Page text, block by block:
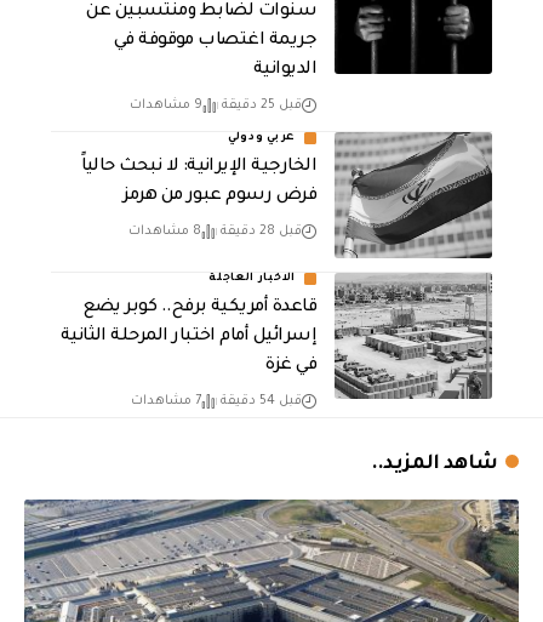
سنوات لضابط ومنتسبين عن
جريمة اغتصاب موقوفة في
الديوانية
قبل 25 دقيقة 9 مشاهدات
عربي ودولي
الخارجية الإيرانية: لا نبحث حالياً
فرض رسوم عبور من هرمز
قبل 28 دقيقة 8 مشاهدات
الاخبار العاجلة
قاعدة أمريكية برفح.. كوبر يضع
إسرائيل أمام اختبار المرحلة الثانية
في غزة
قبل 54 دقيقة 7 مشاهدات
شاهد المزيد..